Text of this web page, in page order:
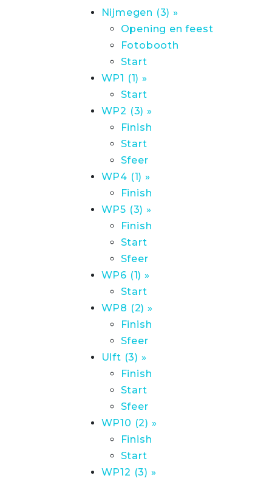
Nijmegen (3) »
Opening en feest
Fotobooth
Start
WP1 (1) »
Start
WP2 (3) »
Finish
Start
Sfeer
WP4 (1) »
Finish
WP5 (3) »
Finish
Start
Sfeer
WP6 (1) »
Start
WP8 (2) »
Finish
Sfeer
Ulft (3) »
Finish
Start
Sfeer
WP10 (2) »
Finish
Start
WP12 (3) »